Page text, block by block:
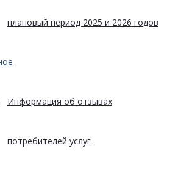
плановый период 2025 и 2026 годов
Информация об отзывах
потребителей услуг